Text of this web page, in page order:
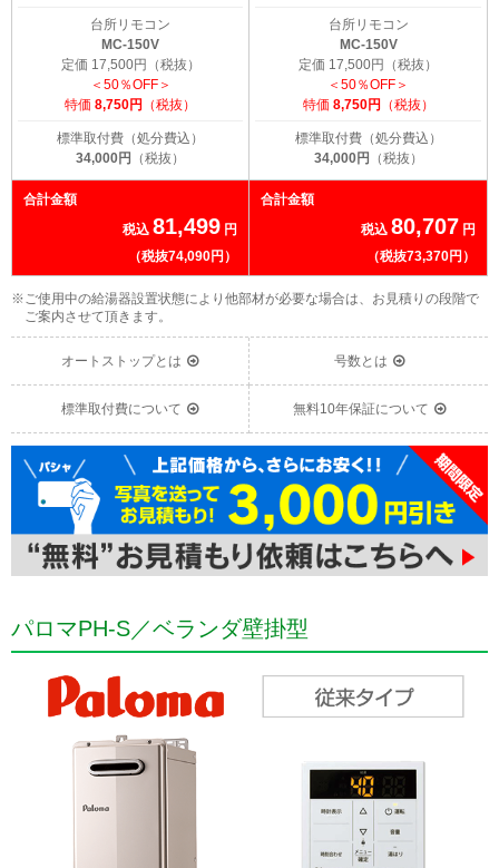
台所リモコン
MC-150V
定価 17,500円（税抜）
＜50％OFF＞
特価 8,750円 （税抜）
標準取付費（処分費込）
34,000円 （税抜）
台所リモコン
MC-150V
定価 17,500円（税抜）
＜50％OFF＞
特価 8,750円 （税抜）
標準取付費（処分費込）
34,000円 （税抜）
合計金額
税込 81,499 円
（税抜74,090円）
合計金額
税込 80,707 円
（税抜73,370円）
※ご使用中の給湯器設置状態により他部材が必要な場合は、お見積りの段階で
ご案内させて頂きます。
オートストップとは 号数とは
標準取付費について 無料10年保証について
パロマPH-S／ベランダ壁掛型